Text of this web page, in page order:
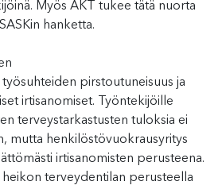
Myös AKT tukee tätä nuorta
hanketta.
työsuhteiden pirstoutuneisuus ja
irtisanomiset.
Työntekijöille
terveystarkastusten tuloksia ei
, mutta henkilöstövuokrausyritys
irtisanomisten perusteena.
heikon terveydentilan perusteella